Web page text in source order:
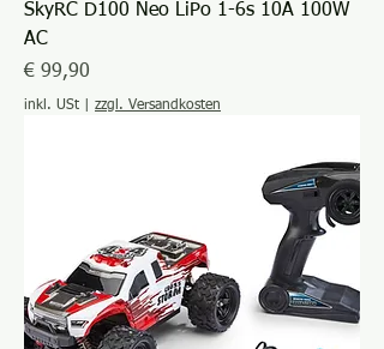
SkyRC D100 Neo LiPo 1-6s 10A 100W
AC
Preis
€ 99,90
inkl. USt zzgl. Versandkosten